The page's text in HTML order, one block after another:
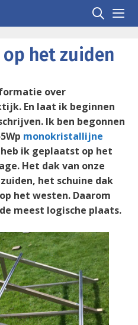
het zuiden
over
En laat ik beginnen
Ik ben begonnen
monokristallijne
heb ik geplaatst op het
Het dak van onze
het schuine dak
het westen. Daarom
meest logische plaats.